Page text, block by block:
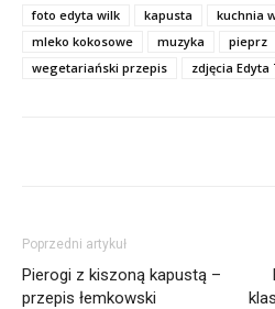
foto edyta wilk kapusta kuchnia
mleko kokosowe
muzyka pieprz
wegetariański przepis
zdjęcia
Poprzedni artykuł
Pierogi z kiszoną kapustą –
przepis łemkowski